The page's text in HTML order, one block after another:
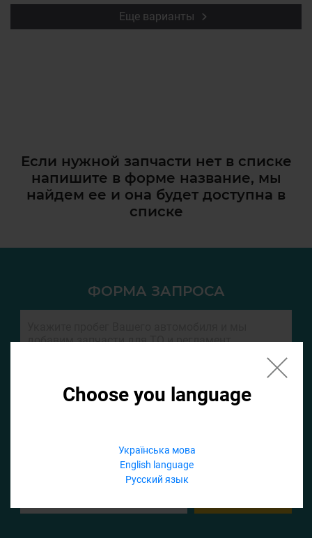
Choose you language
Українська мова
English language
Русский язык
Еще варианты
Если нужной запчасти нет в списке
напишите в форме название, мы
найдем ее и она будет доступна в
списке
ФОРМА ЗАПРОСА